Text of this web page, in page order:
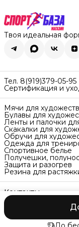
Твоя идеальная
Тел. 8(919)379-05-95
Сертификация и
Мячи для
Булавы для
Ленты и палочки
Скакалки для
Обручи для
Одежда для
Спортивное белье
Получешки,
Защита и разогрев
Резина для
Контакты
Адрес
Екатеринбург ул.
Телефон
8 (919) 379-05-95
ОплатаДоставка